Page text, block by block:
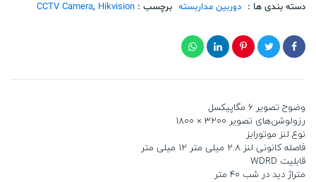
تعداد
دسته بندی ها : دوربین مداربسته برچسب : CCTV Camera, Hikvision
وضوح تصویر 6 مگاپیکسل
رزولوشن‌های تصویر 3200 × 1800
نوع لنز موتورایز
فاصله کانونی لنز 2.8 میلی متر 12 میلی متر
قابلیت WDRD
متراژ دید در شب 40 متر